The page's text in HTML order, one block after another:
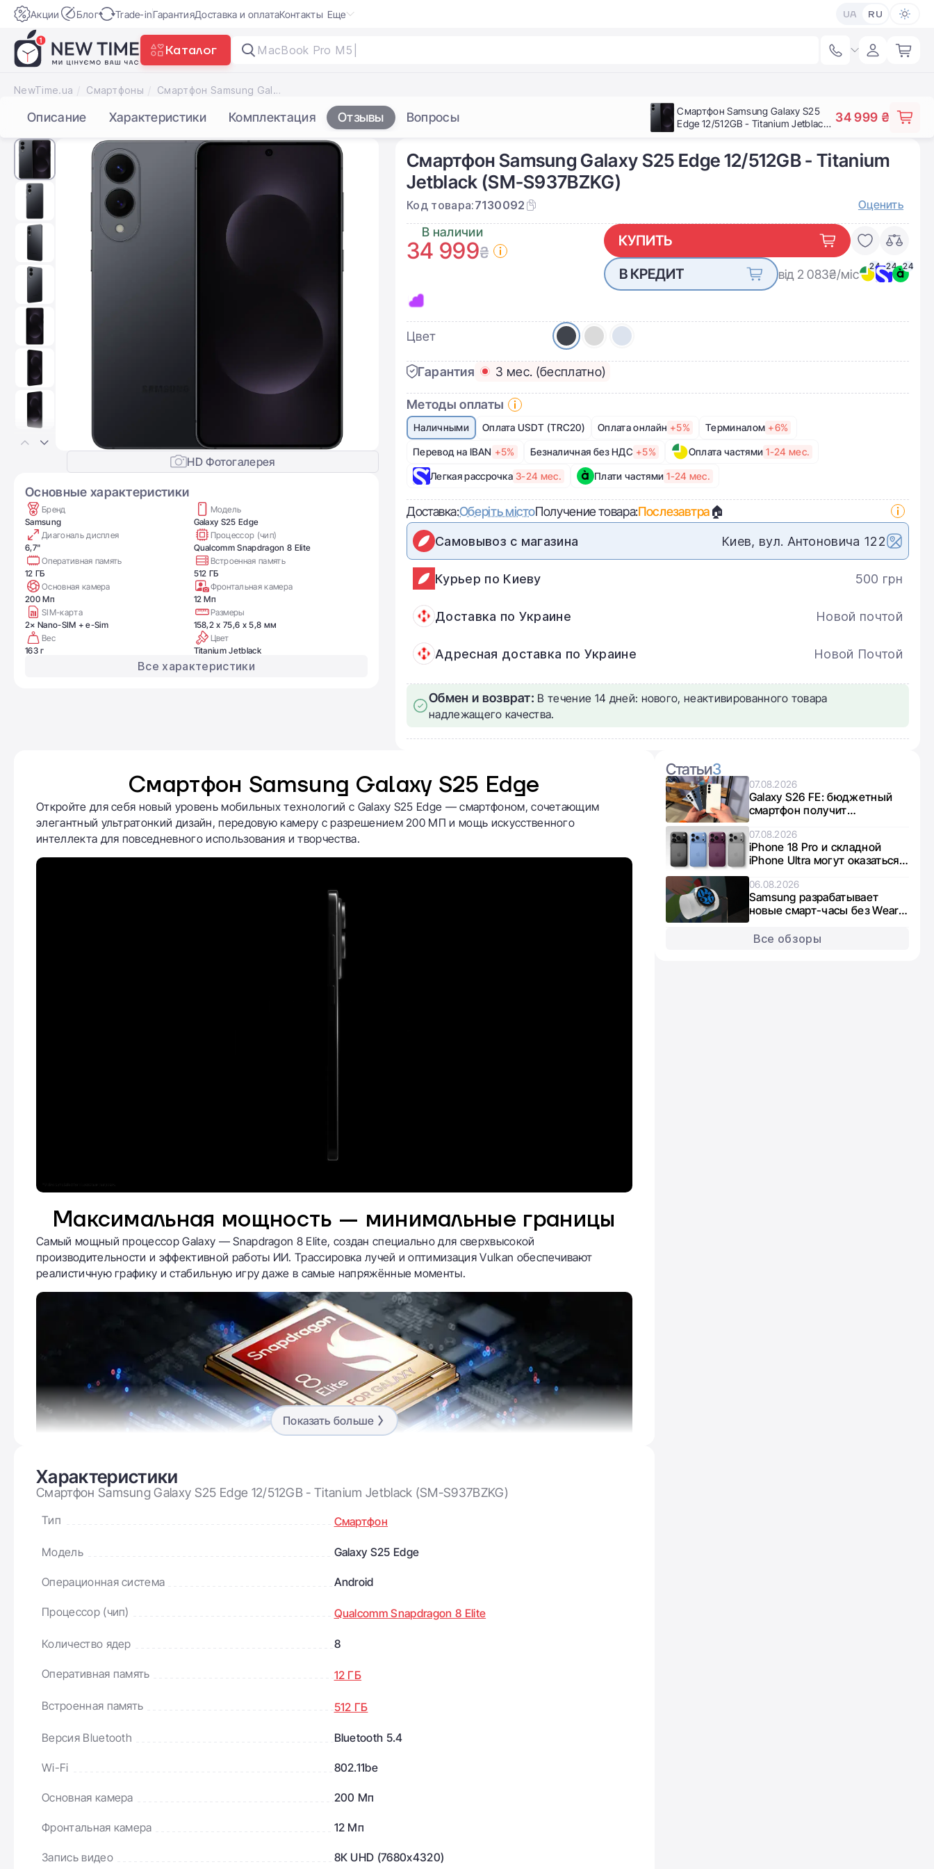
Акции Блог Trade-inГарантияДоставка и оплатаКонтакты Еще UA RU
Каталог MacBook Pro
NewTime.ua Смартфоны Смартфон Samsung Galaxy S25 Edge 12/512GB - Titanium Jetblack (SM-S937BZKG)
Описание Характеристики Комплектация Отзывы Вопросы
Смартфон Samsung Galaxy S25
Edge 12/512GB - Titanium Jetblack
34 999 ₴
Смартфон Samsung Galaxy S25 Edge 12/512GB - Titanium
Jetblack (SM-S937BZKG)
Код товара:7130092 Оценить
В наличии
34 999₴
КУПИТЬ
В КРЕДИТ
від 2 083₴/міс
24 24 24
Цвет
Гарантия 3 мес. (бесплатно)
Методы оплаты
Наличными Оплата USDT (TRC20) Оплата онлайн +5% Терминалом +6%
Перевод на IBAN +5% Безналичная без НДС +5% Оплата частями 1-24 мес.
Легкая рассрочка 3-24 мес. Плати частями 1-24 мес.
Доставка:Оберіть містоПолучение товара:Послезавтра🏠
Самовывоз с магазина Киев, вул. Антоновича 122
Курьер по Киеву 500 грн
Доставка по Украине Новой почтой
Адресная доставка по Украине Новой Почтой
Обмен и возврат: В течение 14 дней: нового, неактивированного товара
надлежащего качества.
HD Фотогалерея
Основные характеристики
Бренд
Samsung
Модель
Galaxy S25 Edge
Диагональ дисплея
6,7"
Процессор (чип)
Qualcomm Snapdragon 8 Elite
Оперативная память
12 ГБ
Встроенная память
512 ГБ
Основная камера
200 Мп
Фронтальная камера
12 Мп
SIM-карта
2× Nano-SIM + e-Sim
Размеры
158,2 x 75,6 x 5,8 мм
Вес
163 г
Цвет
Titanium Jetblack
Все характеристики
Смартфон Samsung Galaxy S25 Edge
Откройте для себя новый уровень мобильных технологий с Galaxy S25 Edge — смартфоном, сочетающим
элегантный ультратонкий дизайн, передовую камеру с разрешением 200 МП и мощь искусственного
интеллекта для повседневного использования и творчества.
Максимальная мощность — минимальные границы
Самый мощный процессор Galaxy — Snapdragon 8 Elite, создан специально для сверхвысокой
производительности и эффективной работы ИИ. Трассировка лучей и оптимизация Vulkan обеспечивают
реалистичную графику и стабильную игру даже в самые напряжённые моменты.
Впечатляющая
Долговечный аккумулятор в тонком корпусе:
позволяют часами наслаждаться видео без
подзарядки.
Невероятная детализация и ProVisual Engine
Показать больше
Характеристики
Смартфон Samsung Galaxy S25 Edge 12/512GB - Titanium Jetblack (SM-S937BZKG)
Тип Смартфон
Модель Galaxy S25 Edge
Операционная система Android
Процессор (чип) Qualcomm Snapdragon 8 Elite
Количество ядер 8
Оперативная память 12 ГБ
Встроенная память 512 ГБ
Версия Bluetooth Bluetooth 5.4
Wi-Fi 802.11be
Основная камера 200 Мп
Фронтальная камера 12 Мп
Запись видео 8К UHD (7680x4320)
Статьи3
07.08.2026
Galaxy S26 FE: бюджетный
смартфон получит
интересный микс чипов от
Exynos и Snapdragon
07.08.2026
iPhone 18 Pro и складной
iPhone Ultra могут оказаться в
дефиците из-за нехватки
памяти
06.08.2026
Samsung разрабатывает
новые смарт-часы без Wear
OS: что известно о Galaxy
Aero
Все обзоры